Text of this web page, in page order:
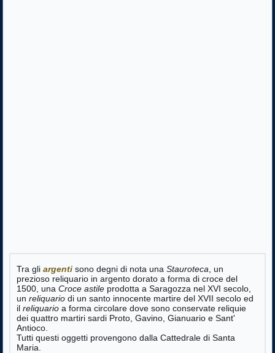
Tra gliargenti sono degni di nota unaStauroteca , un
prezioso reliquario in argento dorato a forma di croce del
1500, unaCroce astile prodotta a Saragozza nel XVI secolo,
unreliquario di un santo innocente martire del XVII secolo ed
ilreliquario a forma circolare dove sono conservate reliquie
dei quattro martiri sardi Proto, Gavino, Gianuario e Sant'
Antioco.
Tutti questi oggetti provengono dalla Cattedrale di Santa
Maria.